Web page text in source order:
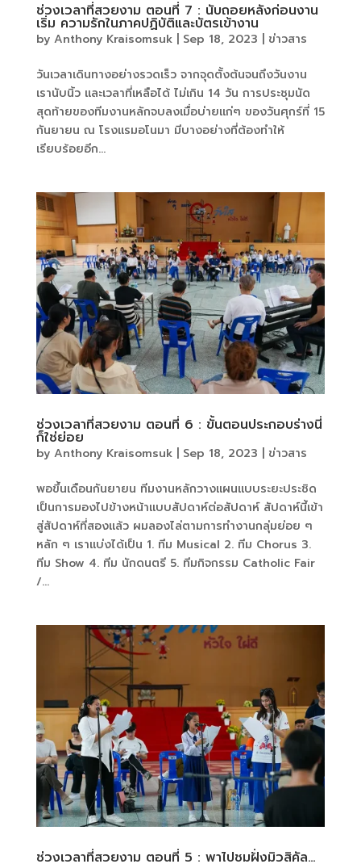
ช่วงเวลาที่สวยงาม ตอนที่ 7 : นับถอยหลังก่อนงาน
เริ่ม ความรักในภาคปฏิบัติและบัตรเข้างาน
by Anthony Kraisomsuk| Sep 18, 2023 ข่าวสาร
วันเวลาเดินทางอย่างรวดเร็ว จากจุดตั้งต้นจนถึงวันงาน
เรานับนิ้ว และเวลาที่เหลือได้ ไม่เกิน 14 วัน การประชุมนัด
สุดท้ายของทีมงานหลักจบลงเมื่อบ่ายแก่ๆ ของวันศุกร์ที่ 15
กันยายน ณ โรงแรมอโนมา มีบางอย่างที่ต้องทำให้
เรียบร้อยอีก...
ช่วงเวลาที่สวยงาม ตอนที่ 6 : ขั้นตอนประกอบร่างนี่
ก็ใช่ย่อย
by Anthony Kraisomsuk| Sep 18, 2023 ข่าวสาร
พอขึ้นเดือนกันยายน ทีมงานหลักวางแผนแบบระยะประชิด
เป็นการมองไปข้างหน้าแบบสัปดาห์ต่อสัปดาห์ สัปดาห์นี้เข้า
สู่สัปดาห์ที่สองแล้ว ผมลองไล่ตามการทำงานกลุ่มย่อย ๆ
หลัก ๆ เราแบ่งได้เป็น 1. ทีม Musical 2. ทีม Chorus 3.
ทีม Show 4. ทีม นักดนตรี 5. ทีมกิจกรรม Catholic Fair
/...
ช่วงเวลาที่สวยงาม ตอนที่ 5 : พาไปชมฝั่งมิวสิคัล…